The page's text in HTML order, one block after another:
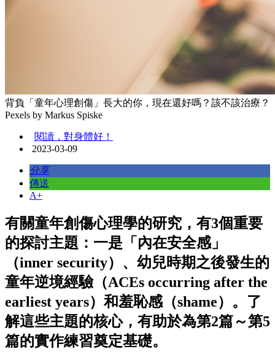
背負「童年心理創傷」長大的你，現在還好嗎？該不該治療？
Pexels by Markus Spiske
閱讀，對身體好！
2023-03-09
分享
傳送
A+
有關童年創傷心理學的研究，有3個重要
的探討主題：一是「內在安全感」
（inner security）、幼兒時期之後發生的
童年逆境經驗（ACEs occurring after the
earliest years）和羞恥感（shame）。了
解這些主題的核心，有助於為第2篇～第5
篇的實作練習奠定基礎。